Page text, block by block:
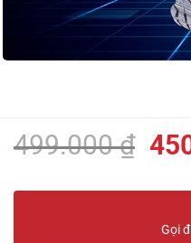
499.000₫ Giá
là:
Gọi